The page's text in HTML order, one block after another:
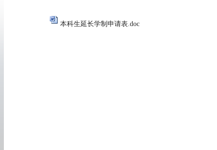
本科生延长学制申请表.doc